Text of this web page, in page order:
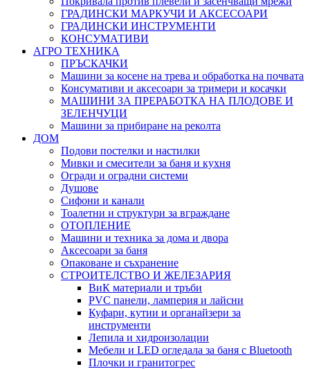
ГРАДИНСКИ МАРКУЧИ И АКСЕСОАРИ
ГРАДИНСКИ ИНСТРУМЕНТИ
КОНСУМАТИВИ
АГРО ТЕХНИКА
ПРЪСКАЧКИ
Машини за косене на трева и обработка на почвата
Консумативи и аксесоари за тримери и косачки
МАШИНИ ЗА ПРЕРАБОТКА НА ПЛОДОВЕ И
ЗЕЛЕНЧУЦИ
Машини за прибиране на реколта
ДОМ
Подови постелки и настилки
Мивки и смесители за баня и кухня
Огради и оградни системи
Душове
Сифони и канали
Тоалетни и структури за вграждане
ОТОПЛЕНИЕ
Машини и техника за дома и двора
Аксесоари за баня
Опаковане и съхранение
СТРОИТЕЛСТВО И ЖЕЛЕЗАРИЯ
ВиК материали и тръби
PVC панели, ламперия и лайсни
Куфари, кутии и органайзери за
инструменти
Лепила и хидроизолации
Мебели и LED огледала за баня с Bluetooth
Плочки и гранитогрес